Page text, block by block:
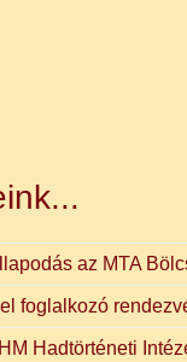
az MTA
foglalkozó
Hadtörténeti